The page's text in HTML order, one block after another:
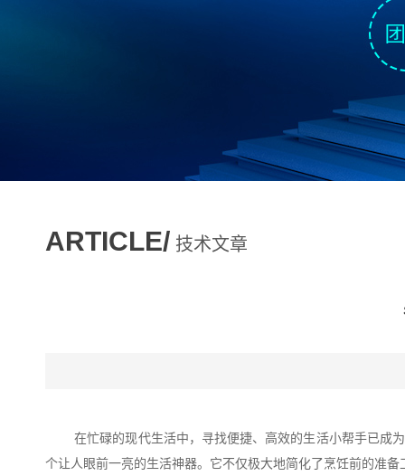
ARTICLE/ 技术文章
在忙碌的现代生活中，寻找便捷、高效的生活小帮手已成为
个让人眼前一亮的生活神器。它不仅极大地简化了烹饪前的准